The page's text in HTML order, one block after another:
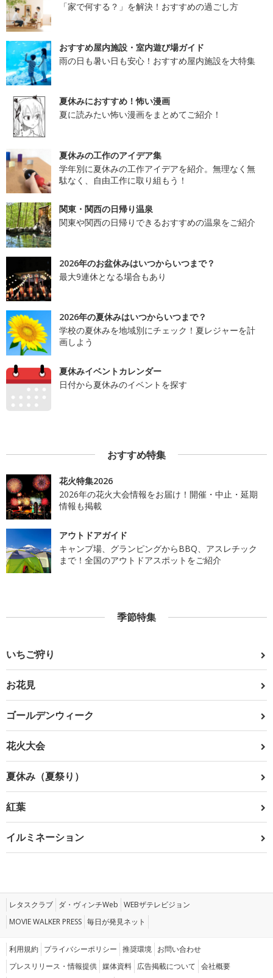
「家で何する？」を解決！おすすめの過ごし方
おすすめ屋内施設・室内遊び場ガイド
雨の日も暑い日も安心！おすすめ屋内施設を大特集
夏休みにおすすめ！怖い漫画
夏に読みたい怖い漫画をまとめてご紹介！
夏休みの工作のアイデア集
学年別に夏休みの工作アイデアを紹介。無理なく無
駄なく、自由工作に取り組もう！
関東・関西の日帰り温泉
関東や関西の日帰りできるおすすめの温泉をご紹介
2026年のお盆休みはいつからいつまで？
最大9連休となる場合もあり
2026年の夏休みはいつからいつまで？
学校の夏休みを地域別にチェック！夏レジャーを計
画しよう
夏休みイベントカレンダー
日付から夏休みのイベントを探す
おすすめ特集
花火特集2026
2026年の花火大会情報をお届け！開催・中止・延期
情報も掲載
アウトドアガイド
キャンプ場、グランピングからBBQ、アスレチック
まで！全国のアウトドアスポットをご紹介
季節特集
いちご狩り
お花見
ゴールデンウィーク
花火大会
夏休み（夏祭り）
紅葉
イルミネーション
レタスクラブ ダ・ヴィンチWeb WEBザテレビジョン
MOVIE WALKER PRESS 毎日が発見ネット
利用規約 プライバシーポリシー 推奨環境 お問い合わせ
プレスリリース・情報提供 媒体資料 広告掲載について 会社概要